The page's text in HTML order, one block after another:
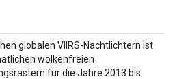
globalen VIIRS-Nachtlichtern ist
wolkenfreien
für die Jahre 2013 bis